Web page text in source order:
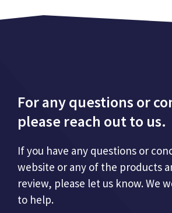
For any questions or
please reach out to us.
If you have any questions or
website or any of the products
review, please let us know. We
to help.